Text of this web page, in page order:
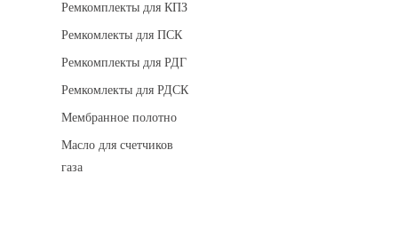
Ремкомплекты для КПЗ
Ремкомлекты для ПСК
Ремкомплекты для РДГ
Ремкомлекты для РДСК
Мембранное полотно
Масло для счетчиков
газа